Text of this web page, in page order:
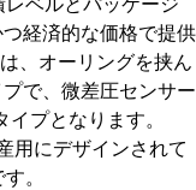
経済的な価格で提供
、オーリングを挟ん
で、微差圧センサー
イプとなります。
用にデザインされて
。